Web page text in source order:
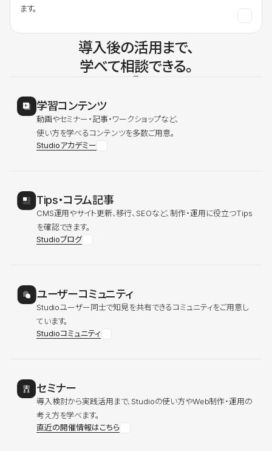
ます。
導入後の活用まで、
学べて相談できる。
学習コンテンツ
動画やセミナー・記事・ワークショップなど、
使い方を学べるコンテンツを多数ご用意。
Studioアカデミー
Tips・コラム記事
CMS運用やサイト更新、移行、SEOなど、制作・運用に役立つTips
を確認できます。
Studioブログ
ユーザーコミュニティ
Studioユーザー同士で知見を共有できるコミュニティをご用意し
ています。
Studioコミュニティ
セミナー
導入検討から実践活用まで、Studioの使い方やWeb制作・運用の
考え方を学べます。
直近の開催情報はこちら